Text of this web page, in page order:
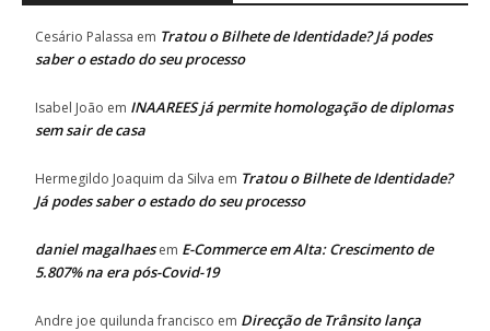
Cesário Palassa em Tratou o Bilhete de Identidade? Já podes
saber o estado do seu processo
Isabel João em INAAREES já permite homologação de diplomas
sem sair de casa
Hermegildo Joaquim da Silva em Tratou o Bilhete de Identidade?
Já podes saber o estado do seu processo
daniel magalhaesem E-Commerce em Alta: Crescimento de
5.807% na era pós-Covid-19
Andre joe quilunda francisco em Direcção de Trânsito lança